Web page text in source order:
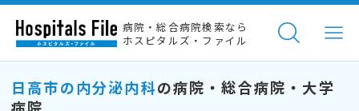
病院・総合病院検索なら
ホスピタルズ・ファイル
日高市の内分泌内科の病院・総合病院・大学
病院